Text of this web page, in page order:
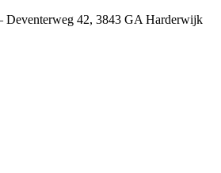
Deventerweg 42, 3843 GA Harderwijk